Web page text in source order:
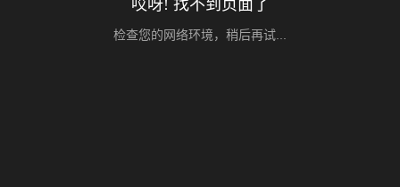
哎呀! 找不到页面了
检查您的网络环境，稍后再试...